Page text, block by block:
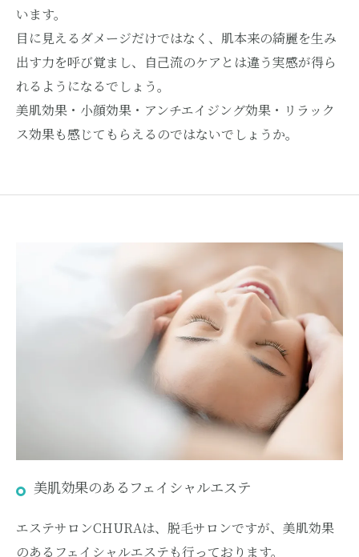
います。
目に見えるダメージだけではなく、肌本来の綺麗を生み
出す力を呼び覚まし、自己流のケアとは違う実感が得ら
れるようになるでしょう。
美肌効果・小顔効果・アンチエイジング効果・リラック
ス効果も感じてもらえるのではないでしょうか。
美肌効果のあるフェイシャルエステ
エステサロンCHURAは、脱毛サロンですが、美肌効果
のあるフェイシャルエステも行っております。